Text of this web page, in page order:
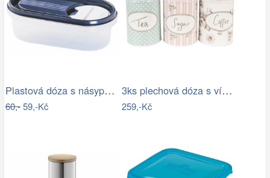
Plastová dóza s násypkou Heidrun 500ml…
60,-59,-Kč
3ks plechová dóza s víkem a květy Tea…
259,-Kč